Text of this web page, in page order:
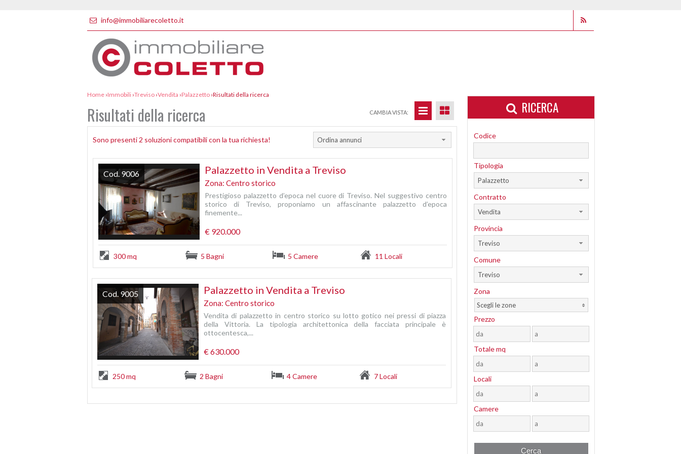
info@immobiliarecoletto.it
Home ›Immobili ›Treviso ›Vendita ›Palazzetto ›Risultati della ricerca
Risultati della ricerca CAMBIA VISTA:
Sono presenti 2 soluzioni compatibili con la tua richiesta! Ordina annunci
Palazzetto in Vendita a Treviso
Zona: Centro storico
Prestigioso palazzetto d’epoca nel cuore di Treviso. Nel suggestivo centro
storico di Treviso, proponiamo un affascinante palazzetto d’epoca
finemente...
€ 920.000
Cod. 9006
300 mq 5 Bagni 5 Camere 11 Locali
Palazzetto in Vendita a Treviso
Zona: Centro storico
Vendita di palazzetto in centro storico su lotto gotico nei pressi di piazza
della Vittoria. La tipologia architettonica della facciata principale è
ottocentesca,...
€ 630.000
Cod. 9005
250 mq 2 Bagni 4 Camere 7 Locali
RICERCA
Codice
Tipologia
Palazzetto
Contratto
Vendita
Provincia
Treviso
Comune
Treviso
Zona
Scegli le zone
Prezzo
Totale mq
Locali
Camere